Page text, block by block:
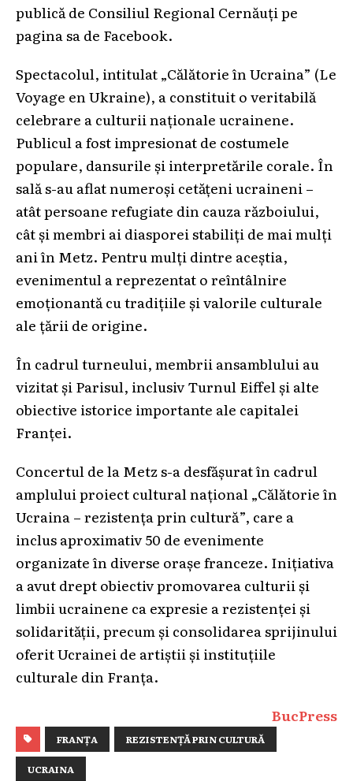
publică de Consiliul Regional Cernăuți pe
pagina sa de Facebook.
Spectacolul, intitulat „Călătorie în Ucraina” (Le
Voyage en Ukraine), a constituit o veritabilă
celebrare a culturii naționale ucrainene.
Publicul a fost impresionat de costumele
populare, dansurile și interpretările corale. În
sală s-au aflat numeroși cetățeni ucraineni –
atât persoane refugiate din cauza războiului,
cât și membri ai diasporei stabiliți de mai mulți
ani în Metz. Pentru mulți dintre aceștia,
evenimentul a reprezentat o reîntâlnire
emoționantă cu tradițiile și valorile culturale
ale țării de origine.
În cadrul turneului, membrii ansamblului au
vizitat și Parisul, inclusiv Turnul Eiffel și alte
obiective istorice importante ale capitalei
Franței.
Concertul de la Metz s-a desfășurat în cadrul
amplului proiect cultural național „Călătorie în
Ucraina – rezistența prin cultură”, care a
inclus aproximativ 50 de evenimente
organizate în diverse orașe franceze. Inițiativa
a avut drept obiectiv promovarea culturii și
limbii ucrainene ca expresie a rezistenței și
solidarității, precum și consolidarea sprijinului
oferit Ucrainei de artiștii și instituțiile
culturale din Franța.
BucPress
FRANȚA REZISTENȚĂ PRIN CULTURĂ
UCRAINA